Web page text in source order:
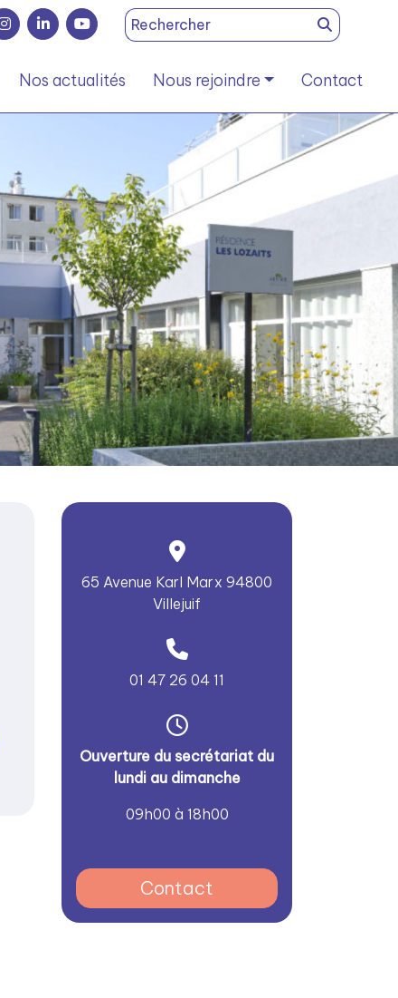
Search
for:
Nos actualités Nous rejoindre Contact
65 Avenue Karl Marx 94800
Villejuif
01 47 26 04 11
Ouverture du secrétariat du
lundi au dimanche
09h00 à 18h00
Contact